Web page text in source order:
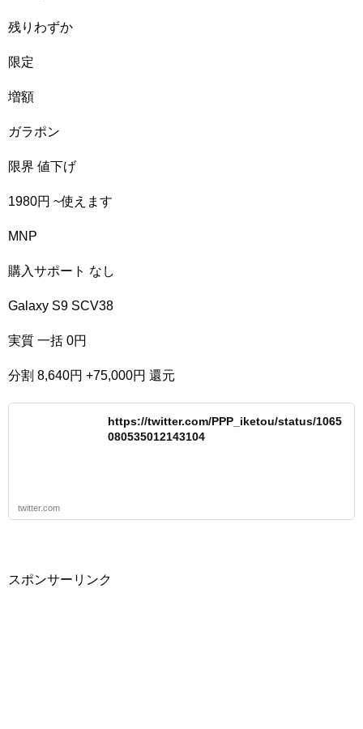
残りわずか
限定
増額
ガラポン
限界 値下げ
1980円 ~使えます
MNP
購入サポート なし
Galaxy S9 SCV38
実質 一括 0円
分割 8,640円 +75,000円 還元
https://twitter.com/PPP_iketou/status/1065
080535012143104
twitter.com
スポンサーリンク